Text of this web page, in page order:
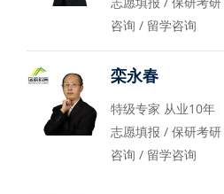
咨询 / 留学咨询
栾永春
特级专家 从业10年
志愿填报 / 保研考
咨询 / 留学咨询